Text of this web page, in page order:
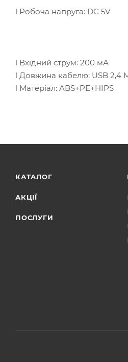
l Робоча напруга: DC 5V
l Вхідний струм: 200 мА
l Довжина кабелю: USB 2,4
l Матеріал: ABS+PE+HIPS
КАТАЛОГ
АКЦІЇ
ПОСЛУГИ